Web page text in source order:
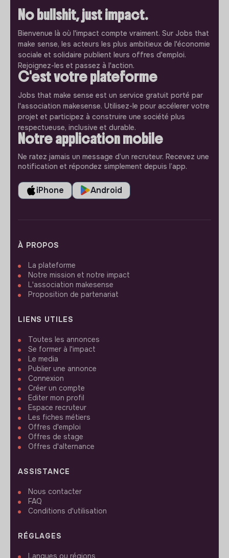
No bullshit, just impact.
Bienvenue là où l'impact compte vraiment. Sur Jobs that
make sense, les acteurs les plus ambitieux de l'économie
sociale et solidaire publient leurs offres d'emploi.
Rejoignez-les et passez à l'action.
C'est votre plateforme
Jobs that make sense est un service gratuit porté par
l'association makesense. Utilisez-le pour accélerer votre
projet et participez à construire une société plus
respectueuse, inclusive et durable.
Notre application mobile
Ne ratez jamais un message d’un recruteur. Recevez une
notification et répondez simplement depuis l’app.
iPhone Android
À PROPOS
La plateforme
Notre mission et notre impact
L'association makesense
Proposition de partenariat
LIENS UTILES
Toutes les annonces
Se former à l'impact
Le media
Publier une annonce
Connexion
Créer un compte
Editer mon profil
Espace recruteur
Les fiches métiers
Offres d'emploi
Offres de stage
Offres d'alternance
ASSISTANCE
Nous contacter
FAQ
Conditions d'utilisation
RÉGLAGES
Langues ou régions